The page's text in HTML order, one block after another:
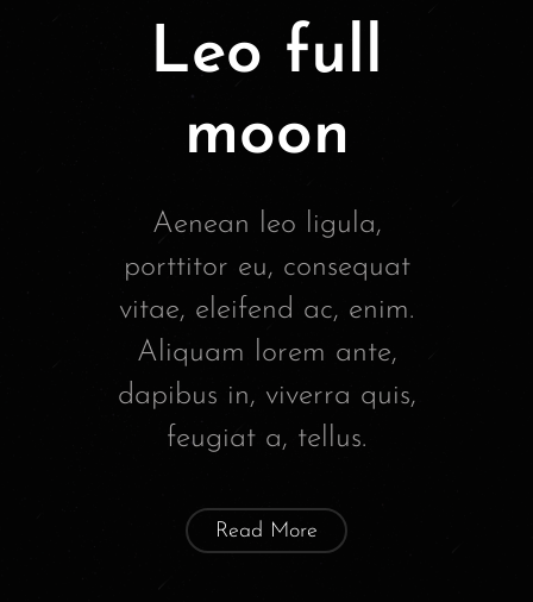
Leo full
moon
Aenean leo ligula,
porttitor eu, consequat
vitae, eleifend ac, enim.
Aliquam lorem ante,
dapibus in, viverra quis,
feugiat a, tellus.
Read More